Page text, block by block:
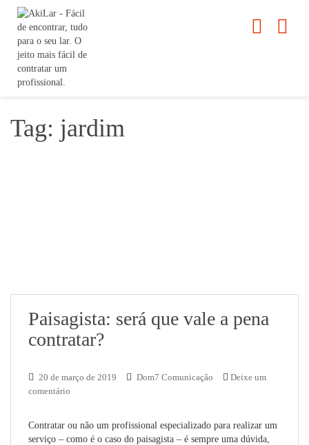
Tag: jardim
Paisagista: será que vale a pena
contratar?
20 de março de 2019 Dom7 Comunicação
Deixe um
comentário
Contratar ou não um profissional especializado para realizar um
serviço – como é o caso do paisagista – é sempre uma dúvida,